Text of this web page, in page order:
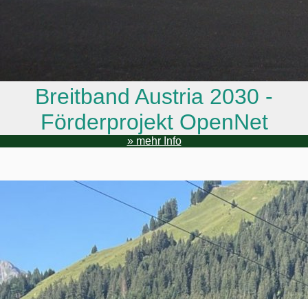
Breitband Austria 2030 -
Förderprojekt OpenNet
» mehr Info